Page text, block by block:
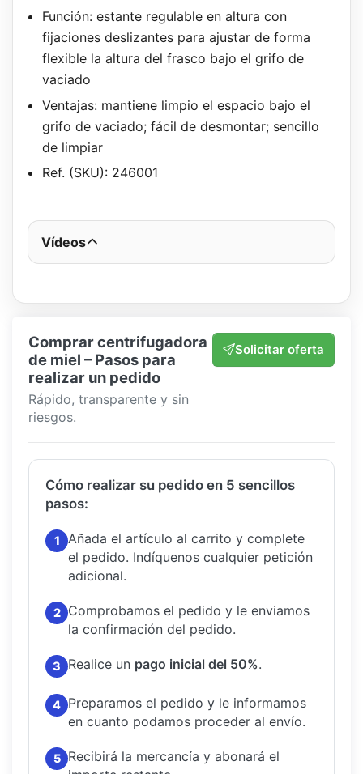
Función: estante regulable en altura con
fijaciones deslizantes para ajustar de forma
flexible la altura del frasco bajo el grifo de
vaciado
Ventajas: mantiene limpio el espacio bajo el
grifo de vaciado; fácil de desmontar; sencillo
de limpiar
Ref. (SKU): 246001
Vídeos
Comprar centrifugadora
de miel – Pasos para
realizar un pedido
Rápido, transparente y sin
riesgos.
Solicitar oferta
Cómo realizar su pedido en 5 sencillos
pasos:
1
Añada el artículo al carrito y complete
el pedido. Indíquenos cualquier petición
adicional.
2
Comprobamos el pedido y le enviamos
la confirmación del pedido.
3 Realice un pago inicial del 50%.
4 Preparamos el pedido y le informamos
en cuanto podamos proceder al envío.
5
Recibirá la mercancía y abonará el